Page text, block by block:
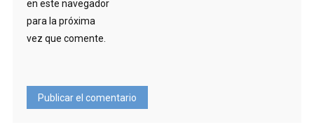
en este navegador
para la próxima
vez que comente.